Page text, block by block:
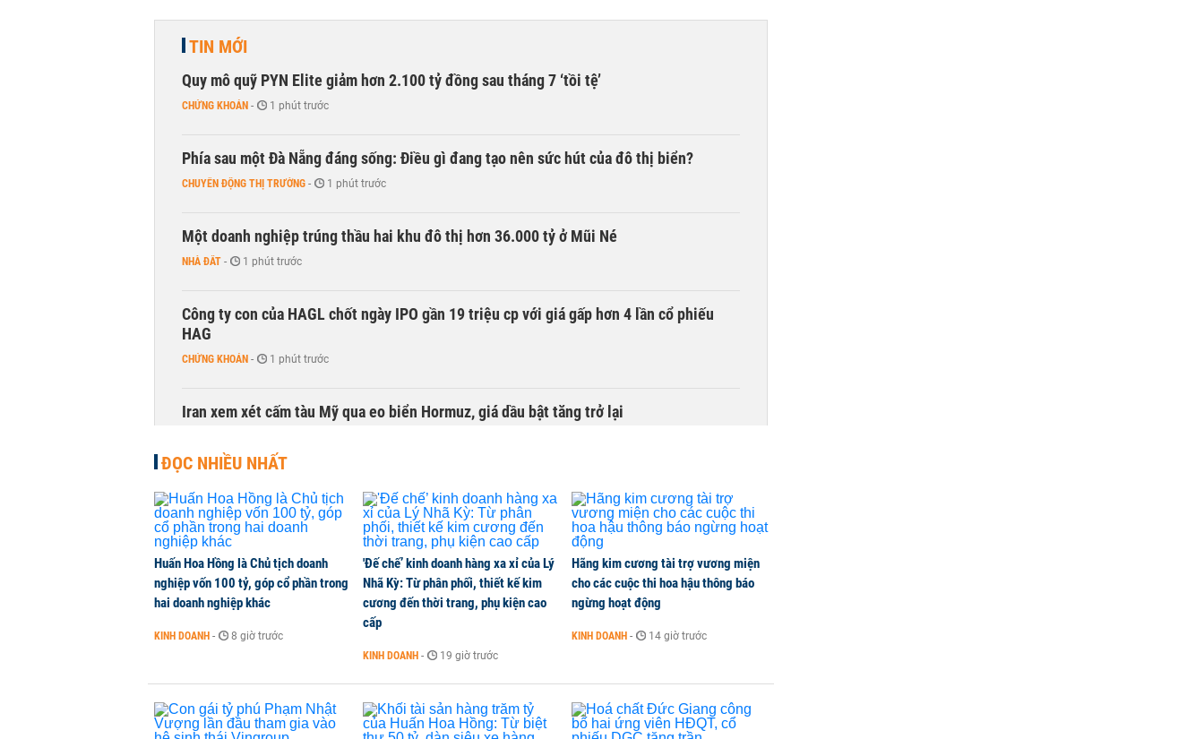
TIN MỚI
Quy mô quỹ PYN Elite giảm hơn 2.100 tỷ đồng sau tháng 7 ‘tồi tệ’
CHỨNG KHOÁN - 1 phút trước
Phía sau một Đà Nẵng đáng sống: Điều gì đang tạo nên sức hút của đô thị biển?
CHUYỂN ĐỘNG THỊ TRƯỜNG - 1 phút trước
Một doanh nghiệp trúng thầu hai khu đô thị hơn 36.000 tỷ ở Mũi Né
NHÀ ĐẤT - 1 phút trước
Công ty con của HAGL chốt ngày IPO gần 19 triệu cp với giá gấp hơn 4 lần cổ phiếu
HAG
CHỨNG KHOÁN - 1 phút trước
Iran xem xét cấm tàu Mỹ qua eo biển Hormuz, giá dầu bật tăng trở lại
Giải ngân đầu tư công quý III: Khi các siêu dự án áp sát 'vạch đích'
THỜI SỰ - 1 phút trước
Sản lượng thép Mỹ phục hồi nhờ thuế quan
HÀNG HÓA 1 phút trước
Đề xuất 28 khu đô thị nén dọc đường sắt TP HCM - Cần Thơ
ĐỌC NHIỀU NHẤT
Huấn Hoa Hồng là Chủ tịch doanh
nghiệp vốn 100 tỷ, góp cổ phần trong
hai doanh nghiệp khác
KINH DOANH - 8 giờ trước
'Đế chế’ kinh doanh hàng xa xỉ của Lý
Nhã Kỳ: Từ phân phối, thiết kế kim
cương đến thời trang, phụ kiện cao
cấp
KINH DOANH - 19 giờ trước
Hãng kim cương tài trợ vương miện
cho các cuộc thi hoa hậu thông báo
ngừng hoạt động
KINH DOANH - 14 giờ trước